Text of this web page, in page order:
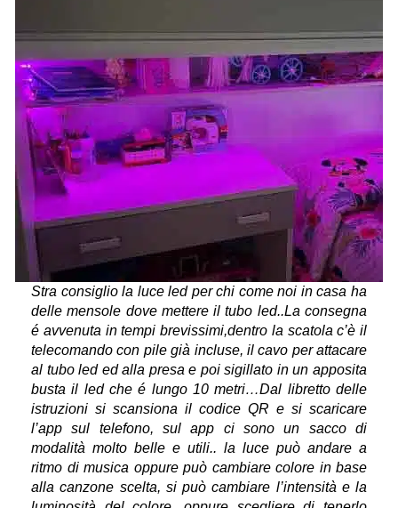
Stra consiglio la luce led per chi come noi in casa ha
delle mensole dove mettere il tubo led..La consegna
é avvenuta in tempi brevissimi,dentro la scatola c’è il
telecomando con pile già incluse, il cavo per attacare
al tubo led ed alla presa e poi sigillato in un apposita
busta il led che é lungo 10 metri…Dal libretto delle
istruzioni si scansiona il codice QR e si scaricare
l’app sul telefono, sul app ci sono un sacco di
modalità molto belle e utili.. la luce può andare a
ritmo di musica oppure può cambiare colore in base
alla canzone scelta, si può cambiare l’intensità e la